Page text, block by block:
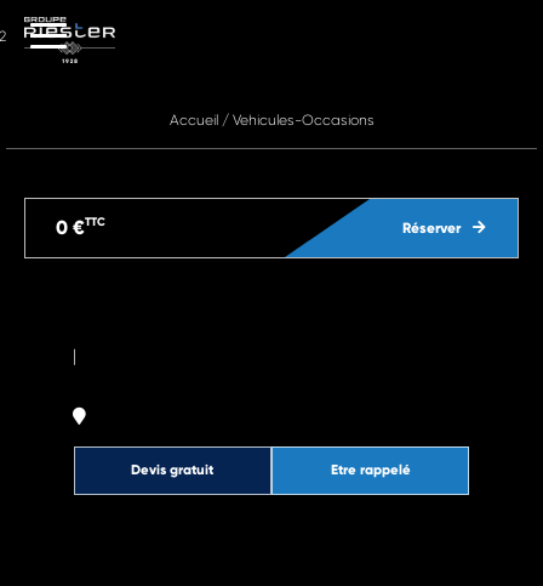
Accueil/ Vehicules-Occasions
Réserver
0 €TTC
|
Etre rappelé
Devis gratuit